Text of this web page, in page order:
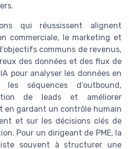
qui réussissent alignent
commerciale, le marketing et
communs de revenus,
des données et des flux de
pour analyser les données en
séquences d’outbound,
de leads et améliorer
en gardant un contrôle humain
et sur les décisions clés de
Pour un dirigeant de PME, la
souvent à structurer une